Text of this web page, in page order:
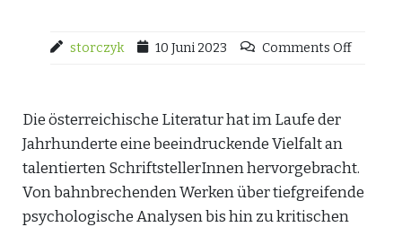
storczyk 10 Juni 2023 Comments Off
Die österreichische Literatur hat im Laufe der
Jahrhunderte eine beeindruckende Vielfalt an
talentierten SchriftstellerInnen hervorgebracht.
Von bahnbrechenden Werken über tiefgreifende
psychologische Analysen bis hin zu kritischen